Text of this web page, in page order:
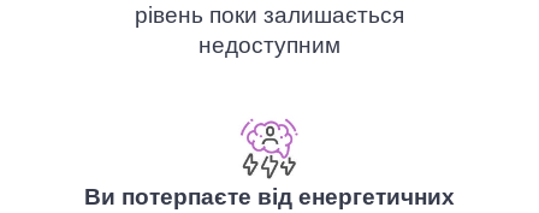
рівень поки залишається
недоступним
Ви потерпаєте від енергетичних